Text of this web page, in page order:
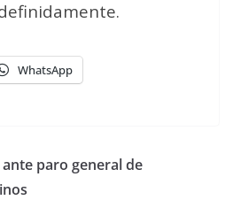
WhatsApp
paro general de